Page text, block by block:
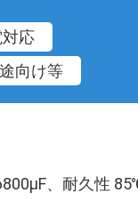
応
向け等
、耐久性